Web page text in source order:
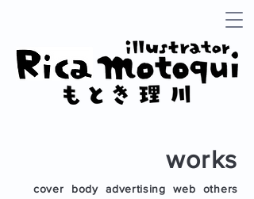
works
cover body advertising web others